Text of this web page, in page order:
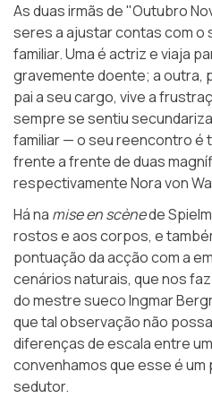
As duas irmãs de "Outubro
seres a ajustar contas com o
familiar. Uma é actriz e viaja
gravemente doente; a outra,
pai a seu cargo, vive a
sempre se sentiu
familiar — o seu reencontro é
frente a frente de duas
respectivamente Nora von
Há na mise en scènede
rostos e aos corpos, e
pontuação da acção com a
cenários naturais, que nos
do mestre sueco Ingmar
que tal observação não
diferenças de escala entre
convenhamos que esse é
sedutor.